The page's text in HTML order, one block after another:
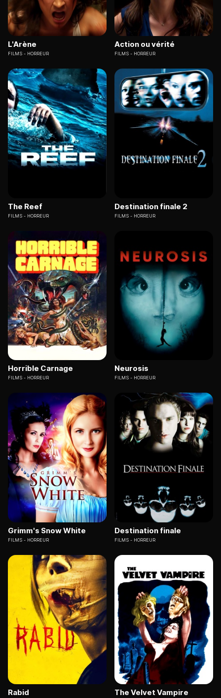
L'Arène
FILMS HORREUR
Action ou vérité
FILMS HORREUR
The Reef
FILMS HORREUR
Destination finale 2
FILMS HORREUR
Horrible Carnage
FILMS HORREUR
Neurosis
FILMS HORREUR
Grimm's Snow White
FILMS HORREUR
Destination finale
FILMS HORREUR
Rabid The Velvet Vampire